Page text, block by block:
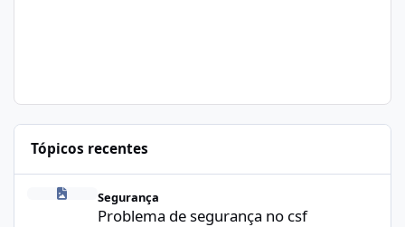
Tópicos recentes
Problema de segurança no csf
Segurança
Problema de segurança no csf